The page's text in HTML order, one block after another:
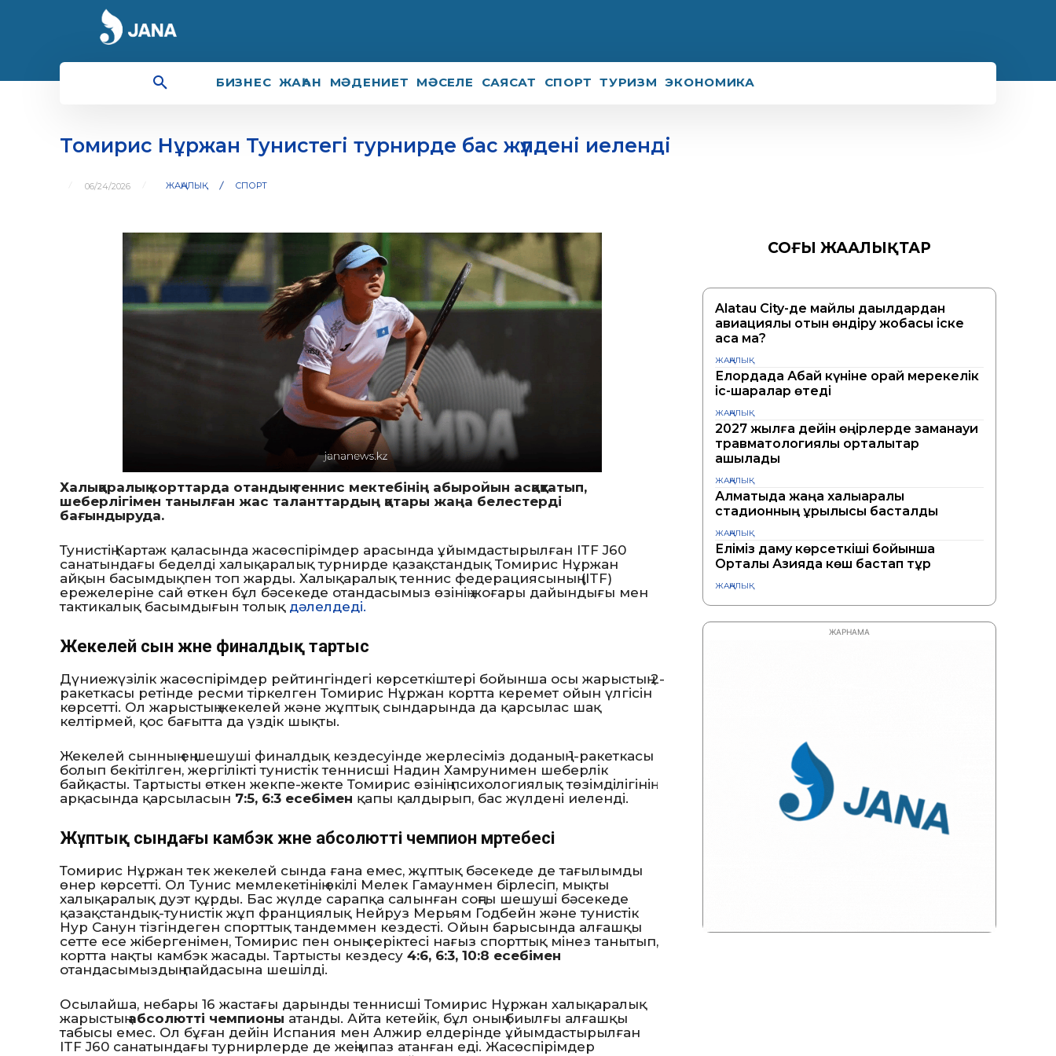
БИЗНЕС ЖАҺАН МӘДЕНИЕТ МӘСЕЛЕ САЯСАТ СПОРТ ТУРИЗМ ЭКОНОМИКА
Томирис Нұржан Тунистегі турнирде бас жүлдені иеленді
06/24/2026 ЖАҢАЛЫҚ СПОРТ
Халықаралық корттарда отандық теннис мектебінің абыройын асқақтатып,
шеберлігімен танылған жас таланттардың қатары жаңа белестерді
бағындыруда.
Тунистің Картаж қаласында жасөспірімдер арасында ұйымдастырылған ITF J60
санатындағы беделді халықаралық турнирде қазақстандық Томирис Нұржан
айқын басымдықпен топ жарды. Халықаралық теннис федерациясының (ITF)
ережелеріне сай өткен бұл бәсекеде отандасымыз өзінің жоғары дайындығы мен
тактикалық басымдығын толық дәлелдеді.
Жекелей сын және финалдық тартыс
Дүниежүзілік жасөспірімдер рейтингіндегі көрсеткіштері бойынша осы жарыстың 2-
ракеткасы ретінде ресми тіркелген Томирис Нұржан кортта керемет ойын үлгісін
көрсетті. Ол жарыстың жекелей және жұптық сындарында да қарсылас шақ
келтірмей, қос бағытта да үздік шықты.
Жекелей сынның ең шешуші финалдық кездесуінде жерлесіміз доданың 1-ракеткасы
болып бекітілген, жергілікті тунистік теннисші Надин Хамрунимен шеберлік
байқасты. Тартысты өткен жекпе-жекте Томирис өзінің психологиялық төзімділігінің
арқасында қарсыласын 7:5, 6:3 есебімен қапы қалдырып, бас жүлдені иеленді.
Жұптық сындағы камбэк және абсолютті чемпион мәртебесі
Томирис Нұржан тек жекелей сында ғана емес, жұптық бәсекеде де тағылымды
өнер көрсетті. Ол Тунис мемлекетінің өкілі Мелек Гамаунмен бірлесіп, мықты
халықаралық дуэт құрды. Бас жүлде сарапқа салынған соңғы шешуші бәсекеде
қазақстандық-тунистік жұп франциялық Нейруз Мерьям Годбейн және тунистік
Нур Санун тізгіндеген спорттық тандеммен кездесті. Ойын барысында алғашқы
сетте есе жібергенімен, Томирис пен оның серіктесі нағыз спорттық мінез танытып,
кортта нақты камбэк жасады. Тартысты кездесу 4:6, 6:3, 10:8 есебімен
отандасымыздың пайдасына шешілді.
Осылайша, небары 16 жастағы дарынды теннисші Томирис Нұржан халықаралық
жарыстыңабсолютті чемпионы атанды. Айта кетейік, бұл оның биылғы алғашқы
табысы емес. Ол бұған дейін Испания мен Алжир елдерінде ұйымдастырылған
ITF J60 санатындағы турнирлерде де жеңімпаз атанған еді. Жасөспірімдер
СОҢҒЫ ЖАҢАЛЫҚТАР
Alatau City-де майлы дақылдардан
авиациялық отын өндіру жобасы іске
аса ма?
ЖАҢАЛЫҚ
Елордада Абай күніне орай мерекелік
іс-шаралар өтеді
ЖАҢАЛЫҚ
2027 жылға дейін өңірлерде заманауи
травматологиялық орталықтар
ашылады
ЖАҢАЛЫҚ
Алматыда жаңа халықаралық
стадионның құрылысы басталды
ЖАҢАЛЫҚ
Еліміз даму көрсеткіші бойынша
Орталық Азияда көш бастап тұр
ЖАҢАЛЫҚ
ЖАРНАМА